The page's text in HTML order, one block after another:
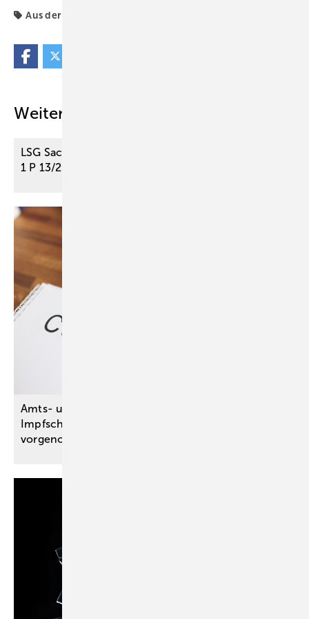
Aus der Rechtsprechung
Weitere Inhalte
LSG Sachsen-Anhalt, Beschluss vom 17. 7. 2024 – L
1 P 13/23
Amts- und nicht Privathaftung für etwaige
Impfschäden nach einer bis zum 7. April 2023
vorgenommenen